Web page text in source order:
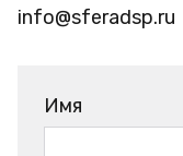
info@sferadsp.ru
Имя